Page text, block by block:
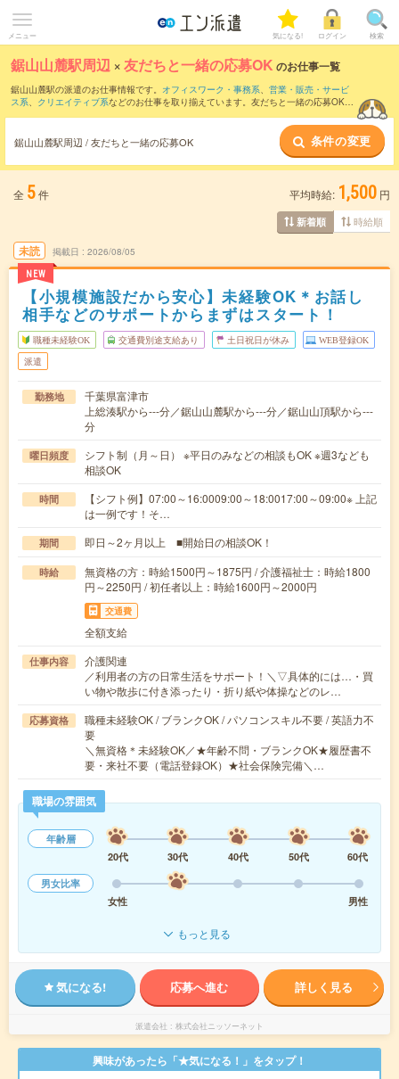
メニュー 気になる! ログイン 検索
鋸山山麓駅周辺 ×友だちと一緒の応募OK のお仕事一覧
鋸山山麓駅の派遣のお仕事情報です。 オフィスワーク・事務系、 営業・販売・サービ
ス系、 クリエイティブ系などのお仕事を取り揃えています。友だちと一緒の応募OKの
鋸山山麓駅周辺 / 友だちと一緒の応募OK 条件の変更
全 5件 平均時給: 1,500 円
新着順 時給順
未読
NEW
掲載日 2026/08/05
【小規模施設だから安心】未経験OK＊お話し
相手などのサポートからまずはスタート！
職種未経験OK 交通費別途支給あり 土日祝日が休み WEB登録OK
派遣
勤務地
千葉県富津市
上総湊駅から---分／鋸山山麓駅から---分／鋸山山頂駅から---
分
曜日頻度
シフト制（月～日） ※平日のみなどの相談もOK ※週3なども
相談OK
時間
【シフト例】07:00～16:0009:00～18:0017:00～09:00※ 上記
は一例です！そ…
期間 即日～2ヶ月以上 ■開始日の相談OK！
時給
無資格の方：時給1500円～1875円 / 介護福祉士：時給1800
円～2250円 / 初任者以上：時給1600円～2000円
交通費
全額支給
仕事内容
介護関連
／利用者の方の日常生活をサポート！＼▽具体的には…・買
い物や散歩に付き添ったり・折り紙や体操などのレ…
応募資格
職種未経験OK / ブランクOK / パソコンスキル不要 / 英語力不
要
＼無資格＊未経験OK／★年齢不問・ブランクOK★履歴書不
要・来社不要（電話登録OK）★社会保険完備＼…
職場の雰囲気
年齢層
20代
30代 40代 50代
60代
男女比率
女性
男性
もっと見る
気になる! 応募へ進む 詳しく見る
派遣会社 株式会社ニッソーネット
興味があったら「★気になる！」をタップ！